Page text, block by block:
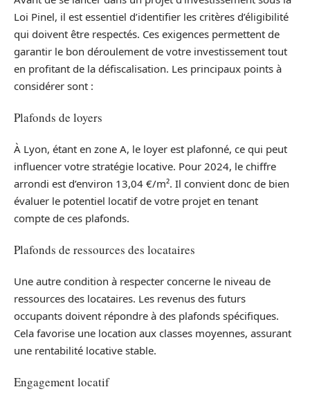
Loi Pinel, il est essentiel d’identifier les critères d’éligibilité
qui doivent être respectés. Ces exigences permettent de
garantir le bon déroulement de votre investissement tout
en profitant de la défiscalisation. Les principaux points à
considérer sont :
Plafonds de loyers
À Lyon, étant en zone A, le loyer est plafonné, ce qui peut
influencer votre stratégie locative. Pour 2024, le chiffre
arrondi est d’environ 13,04 €/m². Il convient donc de bien
évaluer le potentiel locatif de votre projet en tenant
compte de ces plafonds.
Plafonds de ressources des locataires
Une autre condition à respecter concerne le niveau de
ressources des locataires. Les revenus des futurs
occupants doivent répondre à des plafonds spécifiques.
Cela favorise une location aux classes moyennes, assurant
une rentabilité locative stable.
Engagement locatif